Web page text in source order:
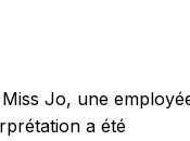
Jo, une
a été